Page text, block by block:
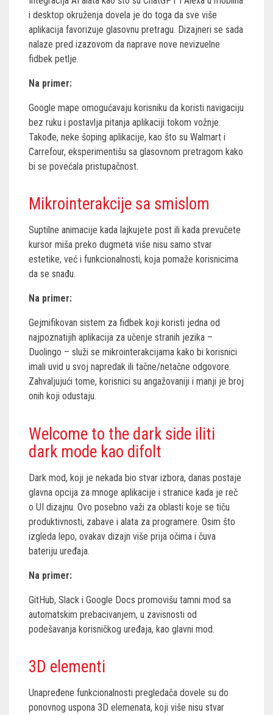
i desktop okruženja dovela je do toga da sve više
aplikacija favorizuje glasovnu pretragu. Dizajneri se sada
nalaze pred izazovom da naprave nove nevizuelne
fidbek petlje.
Na primer:
Google mape omogućavaju korisniku da koristi navigaciju
bez ruku i postavlja pitanja aplikaciji tokom vožnje.
Takođe, neke šoping aplikacije, kao što su Walmart i
Carrefour, eksperimentišu sa glasovnom pretragom kako
bi se povećala pristupačnost.
Mikrointerakcije sa smislom
Suptilne animacije kada lajkujete post ili kada prevučete
kursor miša preko dugmeta više nisu samo stvar
estetike, već i funkcionalnosti, koja pomaže korisnicima
da se snađu.
Na primer:
Gejmifikovan sistem za fidbek koji koristi jedna od
najpoznatijih aplikacija za učenje stranih jezika –
Duolingo – služi se mikrointerakcijama kako bi korisnici
imali uvid u svoj napredak ili tačne/netačne odgovore.
Zahvaljujući tome, korisnici su angažovaniji i manji je broj
onih koji odustaju.
Welcome to the dark side iliti
dark mode kao difolt
Dark mod, koji je nekada bio stvar izbora, danas postaje
glavna opcija za mnoge aplikacije i stranice kada je reč
o UI dizajnu. Ovo posebno važi za oblasti koje se tiču
produktivnosti, zabave i alata za programere. Osim što
izgleda lepo, ovakav dizajn više prija očima i čuva
bateriju uređaja.
Na primer:
GitHub, Slack i Google Docs promovišu tamni mod sa
automatskim prebacivanjem, u zavisnosti od
podešavanja korisničkog uređaja, kao glavni mod.
3D elementi
Unapređene funkcionalnosti pregledača dovele su do
ponovnog uspona 3D elemenata, koji više nisu stvar